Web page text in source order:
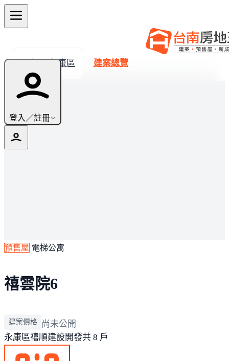
登入／註冊
← 返回永康區 建案總覽
預售屋 電梯公寓
禧雲院6
建案價格
尚未公開
永康區禧順建設開發共 8 戶